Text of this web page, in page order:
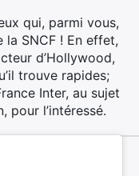
qui, parmi vous,
SNCF ! En effet,
d’Hollywood,
trouve rapides;
Inter, au sujet
pour l’intéressé.